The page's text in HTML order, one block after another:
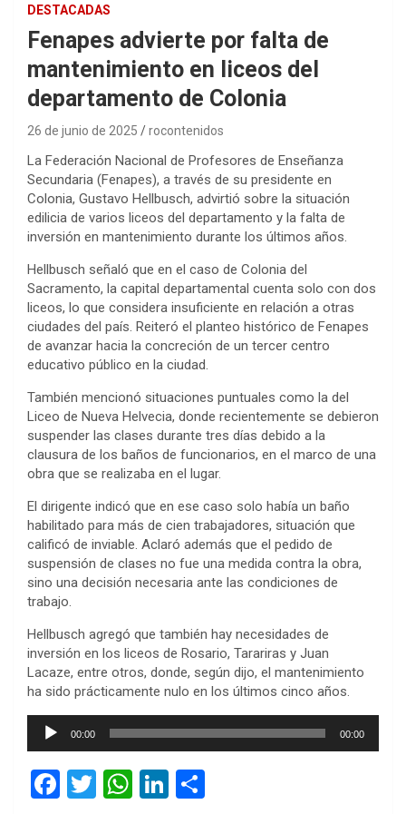
DESTACADAS
Fenapes advierte por falta de
mantenimiento en liceos del
departamento de Colonia
26 de junio de 2025 rocontenidos
La Federación Nacional de Profesores de Enseñanza
Secundaria (Fenapes), a través de su presidente en
Colonia, Gustavo Hellbusch, advirtió sobre la situación
edilicia de varios liceos del departamento y la falta de
inversión en mantenimiento durante los últimos años.
Hellbusch señaló que en el caso de Colonia del
Sacramento, la capital departamental cuenta solo con dos
liceos, lo que considera insuficiente en relación a otras
ciudades del país. Reiteró el planteo histórico de Fenapes
de avanzar hacia la concreción de un tercer centro
educativo público en la ciudad.
También mencionó situaciones puntuales como la del
Liceo de Nueva Helvecia, donde recientemente se debieron
suspender las clases durante tres días debido a la
clausura de los baños de funcionarios, en el marco de una
obra que se realizaba en el lugar.
El dirigente indicó que en ese caso solo había un baño
habilitado para más de cien trabajadores, situación que
calificó de inviable. Aclaró además que el pedido de
suspensión de clases no fue una medida contra la obra,
sino una decisión necesaria ante las condiciones de
trabajo.
Hellbusch agregó que también hay necesidades de
inversión en los liceos de Rosario, Tarariras y Juan
Lacaze, entre otros, donde, según dijo, el mantenimiento
ha sido prácticamente nulo en los últimos cinco años.
Reproductor
00:00 00:00
F
T
W Li